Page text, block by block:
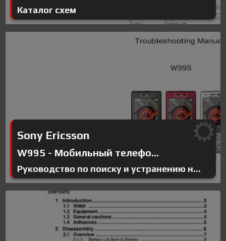
Каталог схем
Sony Ericsson
W995 - Мобильный телефо...
Руководство по поиску и устранению н...